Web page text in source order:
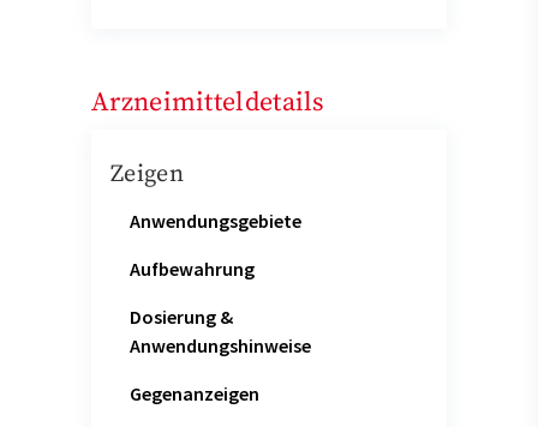
Arzneimitteldetails
Zeigen
Anwendungsgebiete
Aufbewahrung
Dosierung &
Anwendungshinweise
Gegenanzeigen